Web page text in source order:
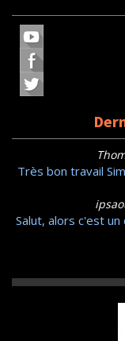
Très bon travail
Salut, alors c'est